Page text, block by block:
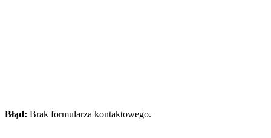
Błąd: Brak formularza kontaktowego.